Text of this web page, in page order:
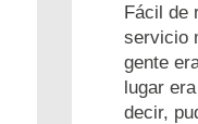
Fácil de
servicio
gente
lugar
decir,